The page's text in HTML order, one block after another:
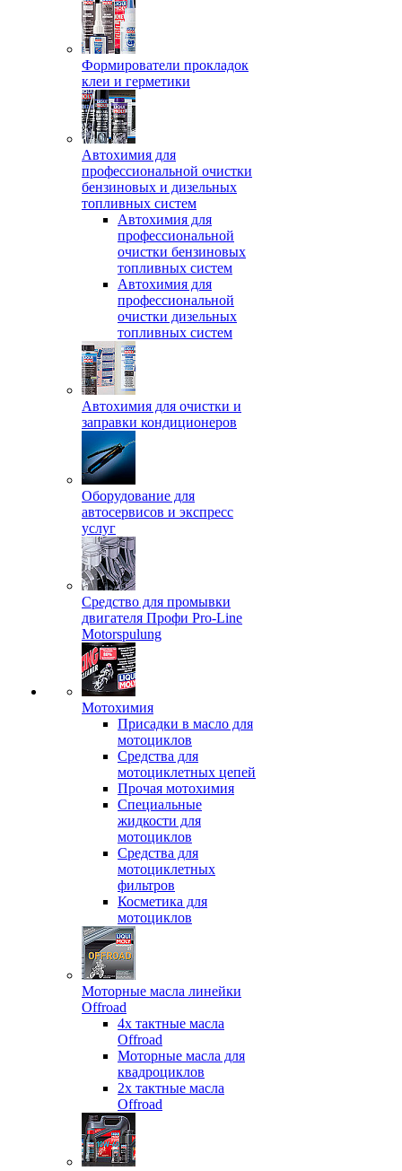
Формирователи прокладок
клеи и герметики
Автохимия для
профессиональной очистки
бензиновых и дизельных
топливных систем
Автохимия для
профессиональной
очистки бензиновых
топливных систем
Автохимия для
профессиональной
очистки дизельных
топливных систем
Автохимия для очистки и
заправки кондиционеров
Оборудование для
автосервисов и экспресс
услуг
Средство для промывки
двигателя Профи Pro-Line
Motorspulung
Мотохимия
Присадки в масло для
мотоциклов
Средства для
мотоциклетных цепей
Прочая мотохимия
Специальные
жидкости для
мотоциклов
Средства для
мотоциклетных
фильтров
Косметика для
мотоциклов
Моторные масла линейки
Offroad
4х тактные масла
Offroad
Моторные масла для
квадроциклов
2х тактные масла
Offroad